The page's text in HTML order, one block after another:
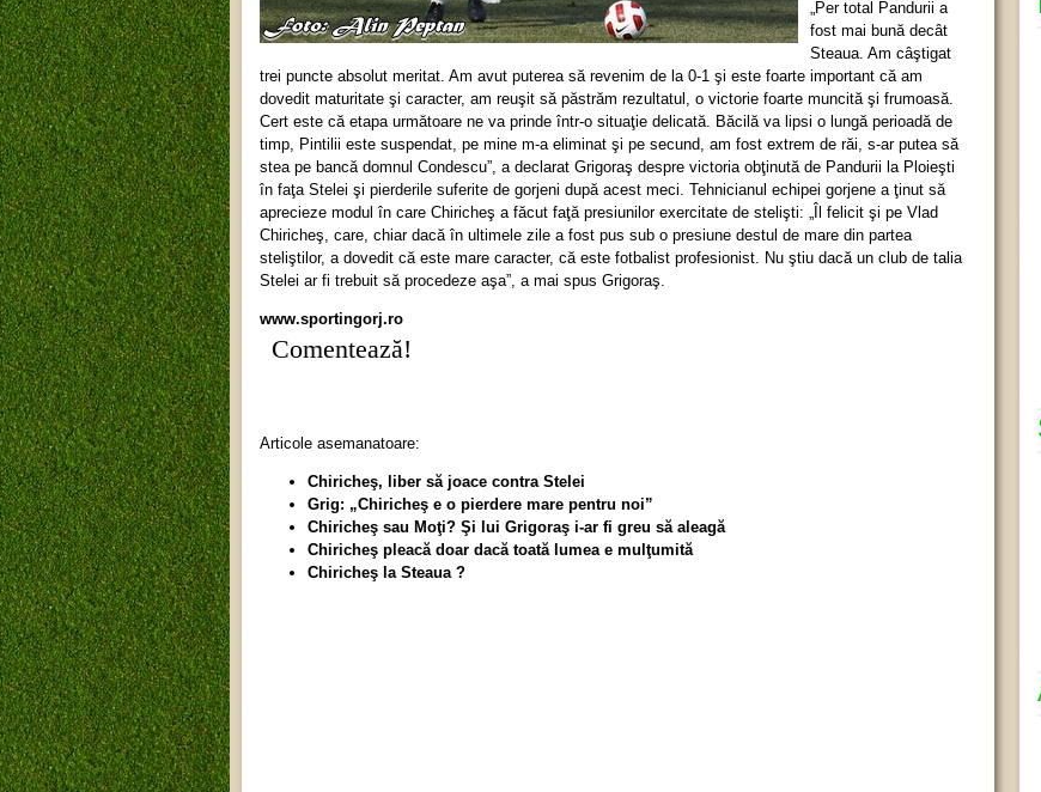
„Per total Pandurii a
fost mai bună decât
Steaua. Am câştigat
trei puncte absolut meritat. Am avut puterea să revenim de la 0-1 şi este foarte important că am
dovedit maturitate şi caracter, am reuşit să păstrăm rezultatul, o victorie foarte muncită şi frumoasă.
Cert este că etapa următoare ne va prinde într-o situaţie delicată. Băcilă va lipsi o lungă perioadă de
timp, Pintilii este suspendat, pe mine m-a eliminat şi pe secund, am fost extrem de răi, s-ar putea să
stea pe bancă domnul Condescu”, a declarat Grigoraş despre victoria obţinută de Pandurii la Ploieşti
în faţa Stelei şi pierderile suferite de gorjeni după acest meci. Tehnicianul echipei gorjene a ţinut să
aprecieze modul în care Chiricheş a făcut faţă presiunilor exercitate de stelişti: „Îl felicit şi pe Vlad
Chiricheş, care, chiar dacă în ultimele zile a fost pus sub o presiune destul de mare din partea
steliştilor, a dovedit că este mare caracter, că este fotbalist profesionist. Nu ştiu dacă un club de talia
Stelei ar fi trebuit să procedeze aşa”, a mai spus Grigoraş.
www.sportingorj.ro
Comentează!
Articole asemanatoare:
Chiricheş, liber să joace contra Stelei
Grig: „Chiricheş e o pierdere mare pentru noi”
Chiricheş sau Moţi? Şi lui Grigoraş i-ar fi greu să aleagă
Chiricheş pleacă doar dacă toată lumea e mulţumită
Chiricheş la Steaua ?